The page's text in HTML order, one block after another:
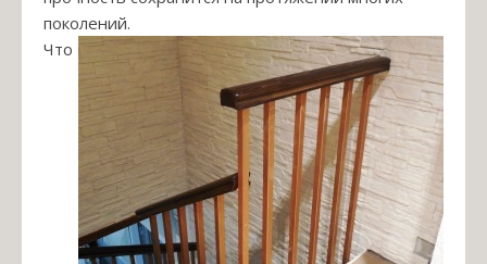
поколений.
Что